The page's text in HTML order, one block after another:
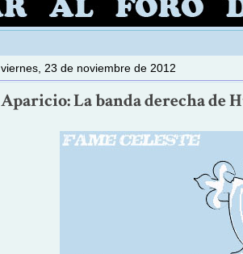
viernes, 23 de noviembre de 2012
Aparicio: La banda derecha de